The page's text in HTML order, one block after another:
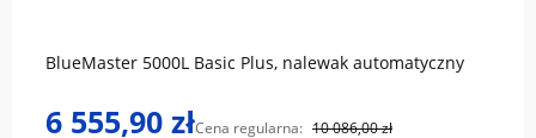
BlueMaster 5000L Basic Plus, nalewak automatyczny
6 555,90 złCena regularna: 10 086,00 zł